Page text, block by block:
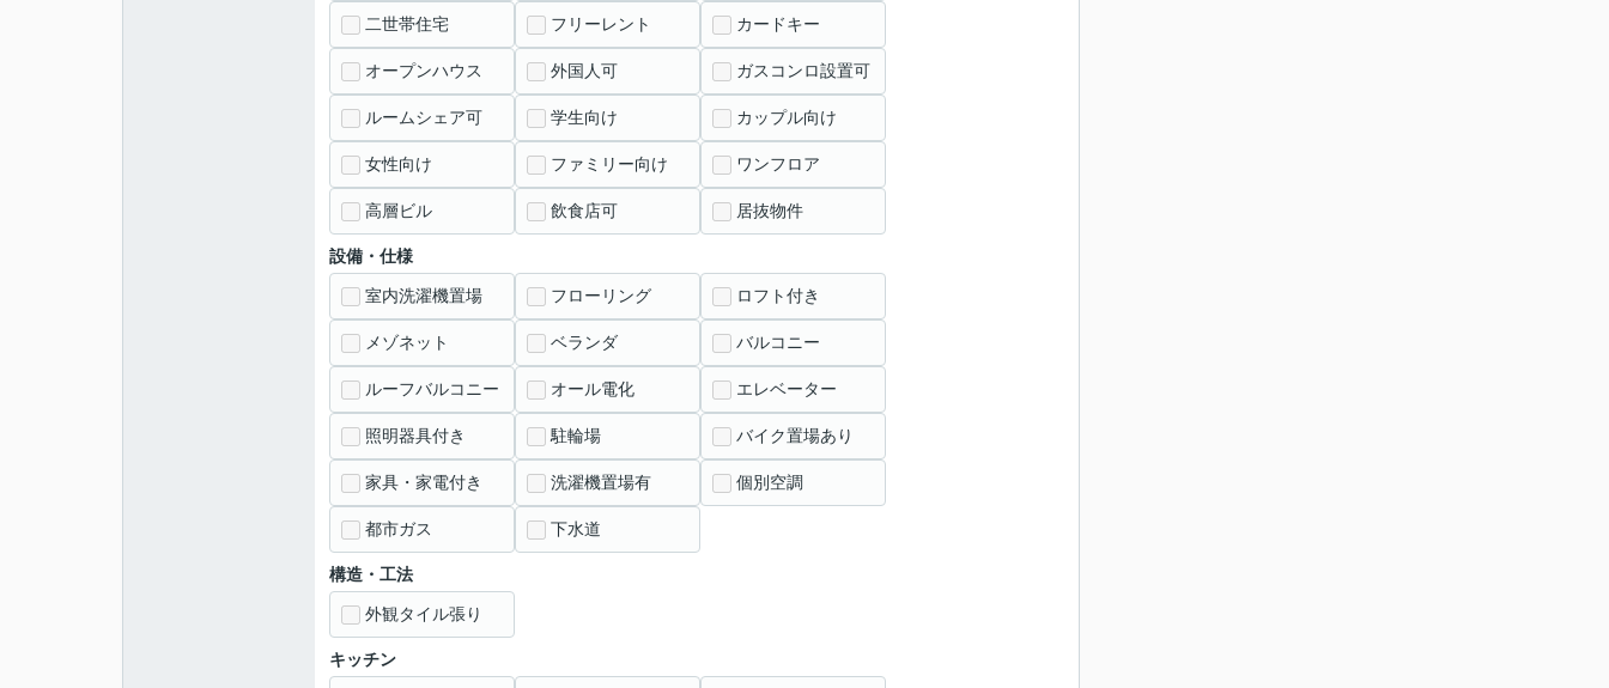
二世帯住宅 フリーレント カードキー
オープンハウス 外国人可 ガスコンロ設置可
ルームシェア可 学生向け カップル向け
女性向け ファミリー向け ワンフロア
高層ビル 飲食店可 居抜物件
設備・仕様
室内洗濯機置場 フローリング ロフト付き
メゾネット ベランダ バルコニー
ルーフバルコニー オール電化 エレベーター
照明器具付き 駐輪場 バイク置場あり
家具・家電付き 洗濯機置場有 個別空調
都市ガス 下水道
構造・工法
外観タイル張り
キッチン